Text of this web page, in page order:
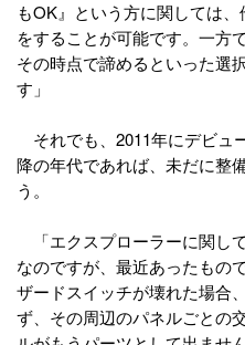
もOK』という方に関しては
をすることが可能です。一方
その時点で諦めるといった選
す」
それでも、2011年にデビュ
降の年代であれば、未だに整
う。
「エクスプローラーに関し
なのですが、最近あったもの
ザードスイッチが壊れた場合
ず、その周辺のパネルごとの